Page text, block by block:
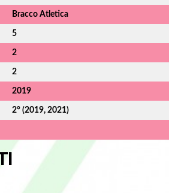
Bracco Atletica
5
2
2
2019
2° (2019, 2021)